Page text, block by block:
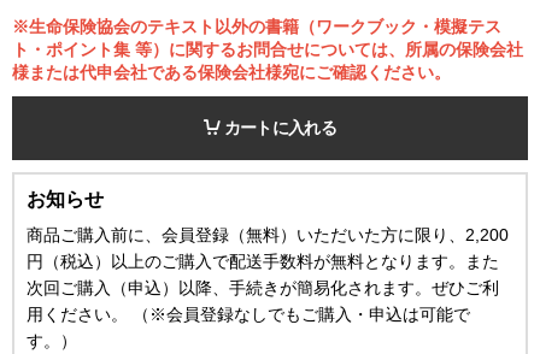
※生命保険協会のテキスト以外の書籍（ワークブック・模擬テス
ト・ポイント集 等）に関するお問合せについては、所属の保険会社
様または代申会社である保険会社様宛にご確認ください。
カートに入れる
お知らせ
商品ご購入前に、会員登録（無料）いただいた方に限り、2,200
円（税込）以上のご購入で配送手数料が無料となります。また
次回ご購入（申込）以降、手続きが簡易化されます。ぜひご利
用ください。 （※会員登録なしでもご購入・申込は可能で
す。）